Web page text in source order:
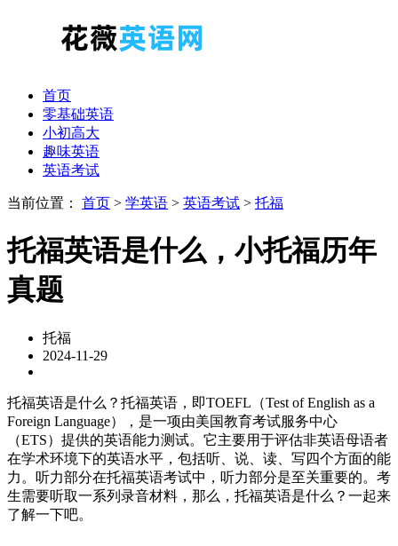
首页
零基础英语
小初高大
趣味英语
英语考试
当前位置： 首页 > 学英语 > 英语考试 > 托福
托福英语是什么，小托福历年
真题
托福
2024-11-29
托福英语是什么？托福英语，即TOEFL（Test of English as a
Foreign Language），是一项由美国教育考试服务中心
（ETS）提供的英语能力测试。它主要用于评估非英语母语者
在学术环境下的英语水平，包括听、说、读、写四个方面的能
力。听力部分在托福英语考试中，听力部分是至关重要的。考
生需要听取一系列录音材料，那么，托福英语是什么？一起来
了解一下吧。